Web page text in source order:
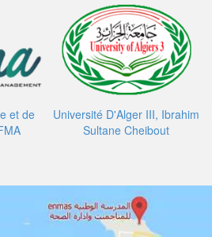
et de
Université D'Alger III, Ibrahim
Sultane Cheibout